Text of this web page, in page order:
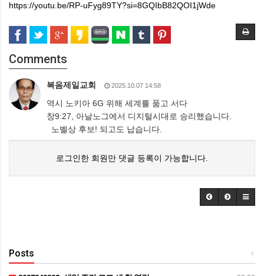
https://youtu.be/RP-uFyg89TY?si=8GQIbB82QOI1jWde
Comments
복음제일교회 2025.10.07 14:58
역시 노키아 6G 위해 세계를 품고 서다
창9:27, 아날노그에서 디지털시대로 승리했습니다.
노벨상 후보! 되고도 납습니다.
로그인한 회원만 댓글 등록이 가능합니다.
+
Posts